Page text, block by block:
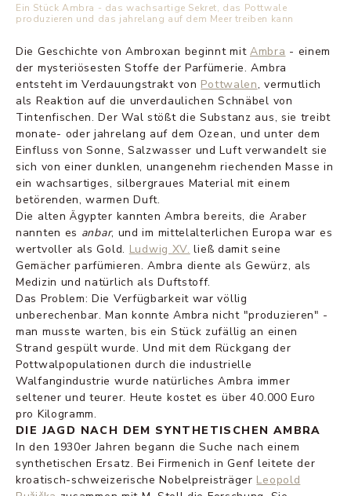
Ein Stück Ambra - das wachsartige Sekret, das Pottwale
produzieren und das jahrelang auf dem Meer treiben kann
Die Geschichte von Ambroxan beginnt mit Ambra - einem
der mysteriösesten Stoffe der Parfümerie. Ambra
entsteht im Verdauungstrakt von Pottwalen, vermutlich
als Reaktion auf die unverdaulichen Schnäbel von
Tintenfischen. Der Wal stößt die Substanz aus, sie treibt
monate- oder jahrelang auf dem Ozean, und unter dem
Einfluss von Sonne, Salzwasser und Luft verwandelt sie
sich von einer dunklen, unangenehm riechenden Masse in
ein wachsartiges, silbergraues Material mit einem
betörenden, warmen Duft.
Die alten Ägypter kannten Ambra bereits, die Araber
nannten es anbar, und im mittelalterlichen Europa war es
wertvoller als Gold. Ludwig XV. ließ damit seine
Gemächer parfümieren. Ambra diente als Gewürz, als
Medizin und natürlich als Duftstoff.
Das Problem: Die Verfügbarkeit war völlig
unberechenbar. Man konnte Ambra nicht "produzieren" -
man musste warten, bis ein Stück zufällig an einen
Strand gespült wurde. Und mit dem Rückgang der
Pottwalpopulationen durch die industrielle
Walfangindustrie wurde natürliches Ambra immer
seltener und teurer. Heute kostet es über 40.000 Euro
pro Kilogramm.
DIE JAGD NACH DEM SYNTHETISCHEN AMBRA
In den 1930er Jahren begann die Suche nach einem
synthetischen Ersatz. Bei Firmenich in Genf leitete der
kroatisch-schweizerische Nobelpreisträger Leopold